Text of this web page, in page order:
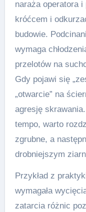
naraża operatora
króćcem i
budowie.
wymaga
przelotów na
Gdy pojawi się
„otwarcie” na
agresję
tempo, warto
zgrubne, a
drobniejszym
Przykład z
wymagała
zatarcia różnic